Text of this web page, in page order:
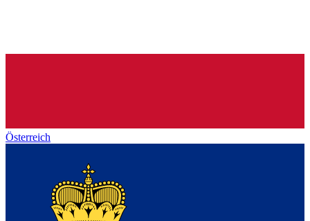
Österreich